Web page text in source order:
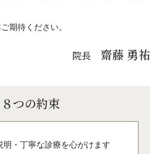
期待ください。
院長 齋藤 勇祐
８つの約束
明・丁寧な診療を心がけます